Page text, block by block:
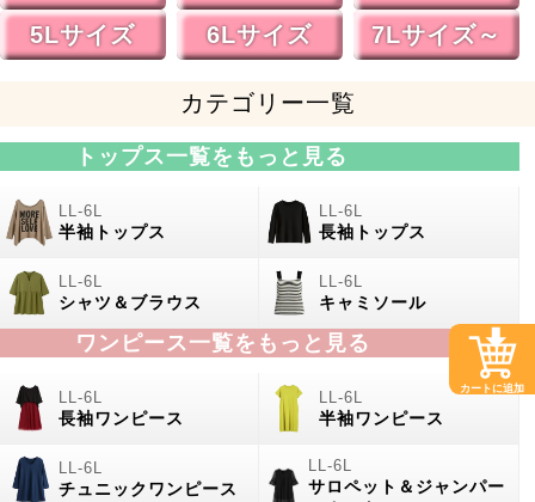
5Lサイズ
6Lサイズ 7Lサイズ～
カテゴリー一覧
トップス一覧をもっと見る
半袖トップス 長袖トップス
シャツ＆ブラウス キャミソール
ワンピース一覧をもっと見る
長袖ワンピース 半袖ワンピース
チュニックワンピース
サロペット＆ジャンパー
カートに追加